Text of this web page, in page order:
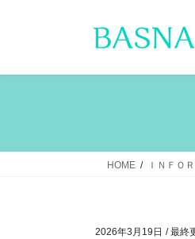
HOME ＩＮＦＯ
2026年3月19日 / 最終